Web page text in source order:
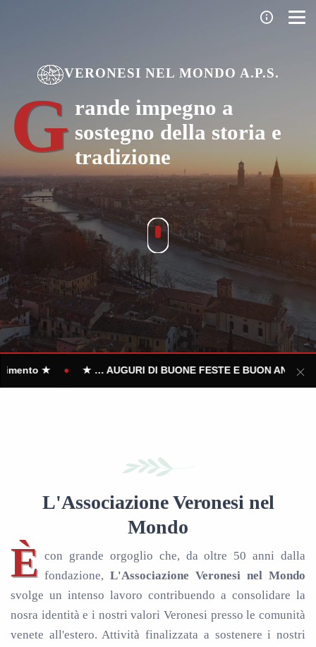
VERONESI NEL MONDO A.P.S.
G rande impegno a
sostegno della storia e
tradizione
DI BUONE FESTE E BUON ANNO … ★ • Circolo
L'Associazione Veronesi nel
Mondo
È con grande orgoglio che, da oltre 50 anni dalla
fondazione, L'Associazione Veronesi nel Mondo
svolge un intenso lavoro contribuendo a consolidare la
nosra identità e i nostri valori Veronesi presso le comunità
venete all'estero. Attività finalizzata a sostenere i nostri